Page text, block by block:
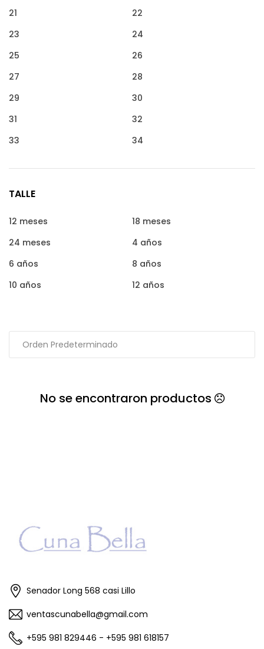
21
22
23
24
25
26
27
28
29
30
31
32
33
34
TALLE
12 meses
18 meses
24 meses
4 años
6 años
8 años
10 años
12 años
No se encontraron productos
Senador Long 568 casi Lillo
ventascunabella@gmail.com
+595 981 829446 - +595 981 618157